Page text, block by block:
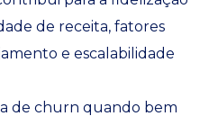
de receita, fatores
e escalabilidade
de churn quando bem